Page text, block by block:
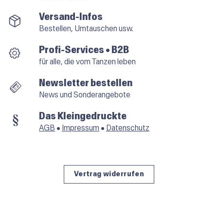
Versand-Infos
Bestellen, Umtauschen usw.
Profi-Services • B2B
für alle, die vom Tanzen leben
Newsletter bestellen
News und Sonderangebote
Das Kleingedruckte
AGB • Impressum • Datenschutz
Vertrag widerrufen